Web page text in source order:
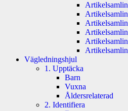
Vägledningshjul
1. Upptäcka
Barn
Vuxna
Åldersrelaterad
2. Identifiera